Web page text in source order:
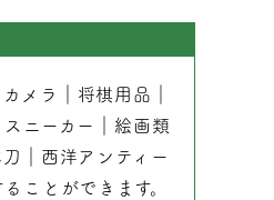
カメラ 将棋用品
スニーカー
絵画類
西洋アンティー
ことができます。